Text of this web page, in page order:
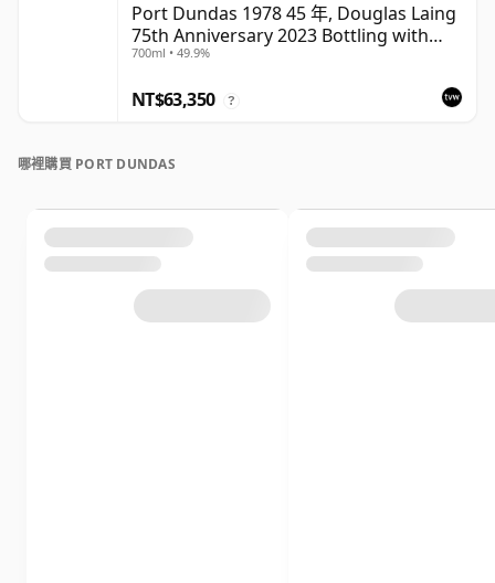
Port Dundas 1978 45 年, Douglas Laing
75th Anniversary 2023 Bottling with
Presentation
700ml • 49.9%
NT$63,350 ?
哪裡購買 PORT DUNDAS